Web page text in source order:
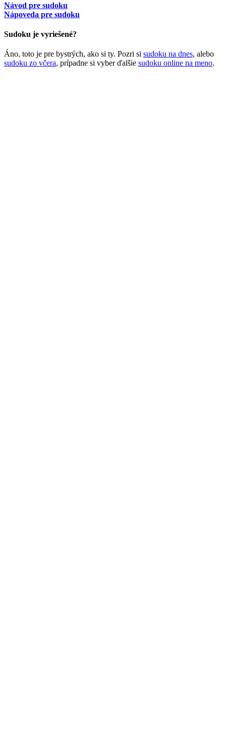
Návod pre sudoku
Nápoveda pre sudoku
Sudoku je vyriešené?
Áno, toto je pre bystrých, ako si ty. Pozri si sudoku na dnes, alebo
sudoku zo včera, prípadne si vyber ďalšie sudoku online na meno.